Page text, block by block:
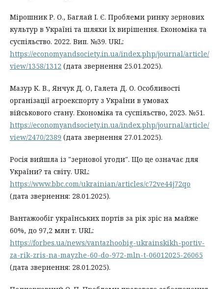
Мірошник Р. О., Баглай І. Є. Проблеми ринку зернових
культур в Україні та шляхи їх вирішення. Економіка та
суспільство. 2022. Вип. №39. URL:
https://economyandsociety.in.ua/index.php/journal/article/
view/1358/1312 (дата звернення 25.01.2025).
Мазур К. В., Янчук Д. О, Галета Д. О. Особливості
організації агроекспорту з України в умовах
військового стану. Економіка та суспільство, 2023. №51.
https://economyandsociety.in.ua/index.php/journal/article/
view/2470/2389 (дата звернення 27.01.2025).
Росія вийшла із "зернової угоди". Що це означає для
України? та світу. URL:
https://www.bbc.com/ukrainian/articles/c72ve44j72qo
(дата звернення: 28.01.2025).
Вантажообіг українських портів за рік зріс на майже
60%, до 97,2 млн т. URL:
https://forbes.ua/news/vantazhoobig-ukrainskikh-portiv-
za-rik-zris-na-mayzhe-60-do-972-mln-t-06012025-26065
(дата звернення: 28.01.2025).